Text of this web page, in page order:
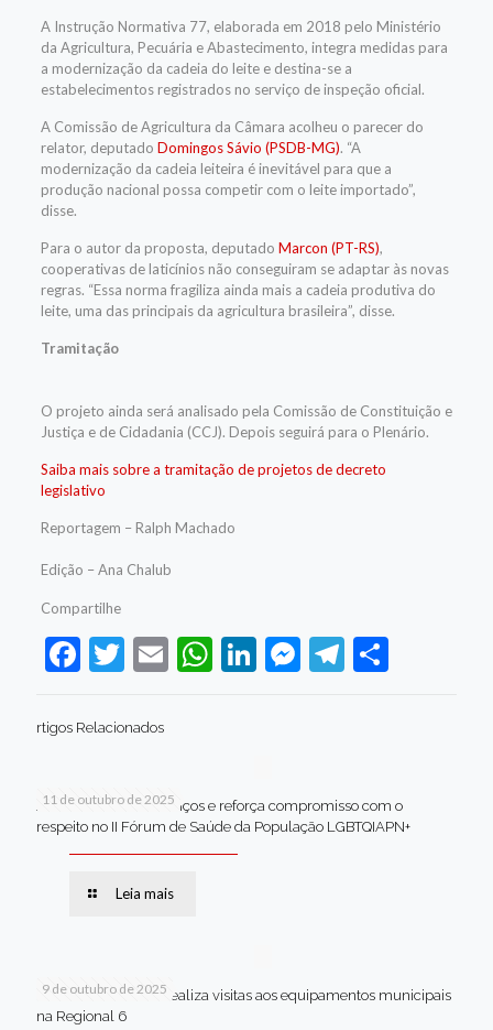
A Instrução Normativa 77, elaborada em 2018 pelo Ministério
da Agricultura, Pecuária e Abastecimento, integra medidas para
a modernização da cadeia do leite e destina-se a
estabelecimentos registrados no serviço de inspeção oficial.
A Comissão de Agricultura da Câmara acolheu o parecer do
relator, deputado Domingos Sávio (PSDB-MG). “A
modernização da cadeia leiteira é inevitável para que a
produção nacional possa competir com o leite importado”,
disse.
Para o autor da proposta, deputado Marcon (PT-RS),
cooperativas de laticínios não conseguiram se adaptar às novas
regras. “Essa norma fragiliza ainda mais a cadeia produtiva do
leite, uma das principais da agricultura brasileira”, disse.
Tramitação
O projeto ainda será analisado pela Comissão de Constituição e
Justiça e de Cidadania (CCJ). Depois seguirá para o Plenário.
Saiba mais sobre a tramitação de projetos de decreto
legislativo
Reportagem – Ralph Machado
Edição – Ana Chalub
Compartilhe
Facebook
Twitter
EmailWhatsApp
LinkedIn
Messenger
Telegram
Share
rtigos Relacionados
11 de outubro de 2025
Jaboatão celebra avanços e reforça compromisso com o
respeito no II Fórum de Saúde da População LGBTQIAPN+
Leia mais
9 de outubro de 2025
Van dos secretários realiza visitas aos equipamentos municipais
na Regional 6